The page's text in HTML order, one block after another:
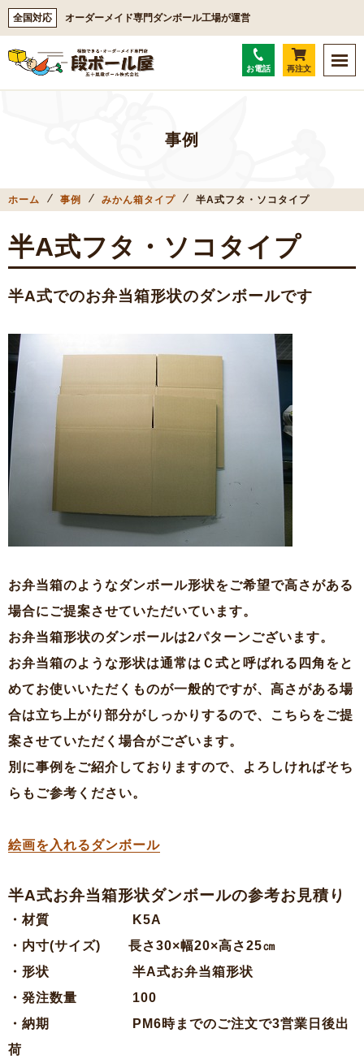
全国対応 オーダーメイド専門ダンボール工場が運営
お電話 再注文
事例
ホーム 事例 みかん箱タイプ 半A式フタ・ソコタイプ
半A式フタ・ソコタイプ
半A式でのお弁当箱形状のダンボールです
お弁当箱のようなダンボール形状をご希望で高さがある
場合にご提案させていただいています。
お弁当箱形状のダンボールは2パターンございます。
お弁当箱のような形状は通常はＣ式と呼ばれる四角をと
めてお使いいただくものが一般的ですが、高さがある場
合は立ち上がり部分がしっかりするので、こちらをご提
案させていただく場合がございます。
別に事例をご紹介しておりますので、よろしければそち
らもご参考ください。
絵画を入れるダンボール
半A式お弁当箱形状ダンボールの参考お見積り
・材質 K5A
・内寸(サイズ) 長さ30×幅20×高さ25㎝
・形状 半A式お弁当箱形状
・発注数量 100
・納期 PM6時までのご注文で3営業日後出
荷